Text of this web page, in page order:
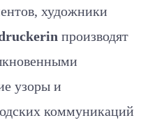
художники
производят
узоры и
коммуникаций